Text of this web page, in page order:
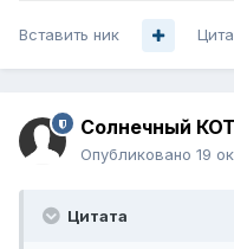
Вставить ник
Солнечный КОТ
Опубликовано 19
Цитата